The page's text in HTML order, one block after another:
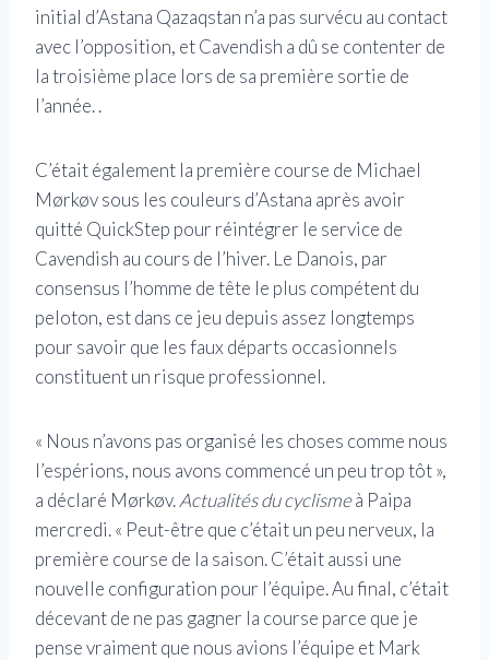
initial d’Astana Qazaqstan n’a pas survécu au contact
avec l’opposition, et Cavendish a dû se contenter de
la troisième place lors de sa première sortie de
l’année. .
C’était également la première course de Michael
Mørkøv sous les couleurs d’Astana après avoir
quitté QuickStep pour réintégrer le service de
Cavendish au cours de l’hiver. Le Danois, par
consensus l’homme de tête le plus compétent du
peloton, est dans ce jeu depuis assez longtemps
pour savoir que les faux départs occasionnels
constituent un risque professionnel.
« Nous n’avons pas organisé les choses comme nous
l’espérions, nous avons commencé un peu trop tôt »,
a déclaré Mørkøv.Actualités du cyclismeà Paipa
mercredi. « Peut-être que c’était un peu nerveux, la
première course de la saison. C’était aussi une
nouvelle configuration pour l’équipe. Au final, c’était
décevant de ne pas gagner la course parce que je
pense vraiment que nous avions l’équipe et Mark